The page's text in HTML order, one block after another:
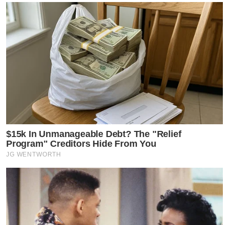
$15k In Unmanageable Debt? The "Relief
Program" Creditors Hide From You
JG WENTWORTH